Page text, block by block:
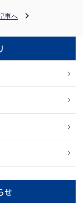
事へ
せ